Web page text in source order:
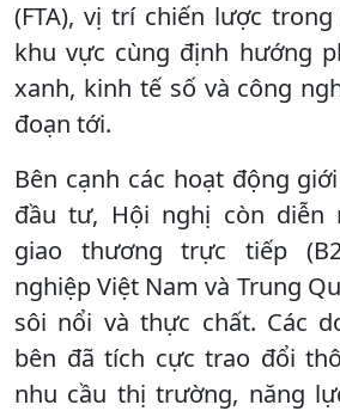
(FTA), vị trí chiến lược
khu vực cùng định hướng
xanh, kinh tế số và công
đoạn tới.
Bên cạnh các hoạt động
đầu tư, Hội nghị còn diễn
giao thương trực tiếp
nghiệp Việt Nam và Trung
sôi nổi và thực chất. Các
bên đã tích cực trao đổi
nhu cầu thị trường, năng